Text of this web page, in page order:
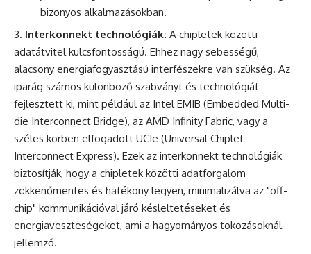
bizonyos alkalmazásokban.
Interkonnekt technológiák: A chipletek közötti
adatátvitel kulcsfontosságú. Ehhez nagy sebességű,
alacsony energiafogyasztású interfészekre van szükség. Az
iparág számos különböző szabványt és technológiát
fejlesztett ki, mint például az Intel EMIB (Embedded Multi-
die Interconnect Bridge), az AMD Infinity Fabric, vagy a
széles körben elfogadott UCIe (Universal Chiplet
Interconnect Express). Ezek az interkonnekt technológiák
biztosítják, hogy a chipletek közötti adatforgalom
zökkenőmentes és hatékony legyen, minimalizálva az "off-
chip" kommunikációval járó késleltetéseket és
energiaveszteségeket, ami a hagyományos tokozásoknál
jellemző.